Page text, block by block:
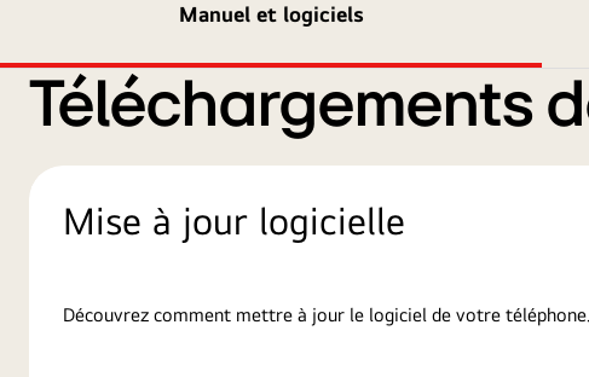
Manuel et logiciels
Téléchargements
Mise à jour logicielle
Découvrez comment mettre à jour le logiciel de votre téléphone.